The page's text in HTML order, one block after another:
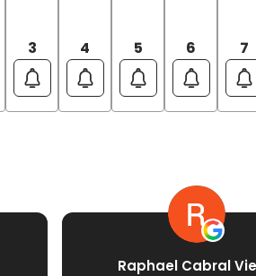
3 4 5 6 7
Raphael Cabral